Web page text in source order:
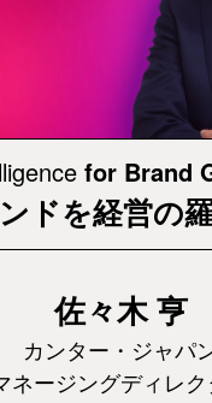
for Brand
ドを経営の
佐々木 亨
カンター・ジャパ
ネージングディレ